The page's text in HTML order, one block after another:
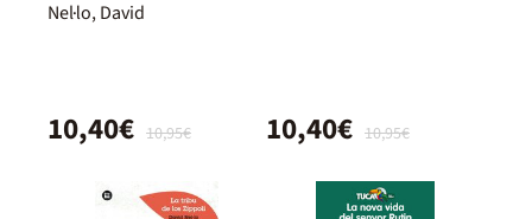
Nel·lo, David
10,95€
10,40€ 10,95€
10,40€